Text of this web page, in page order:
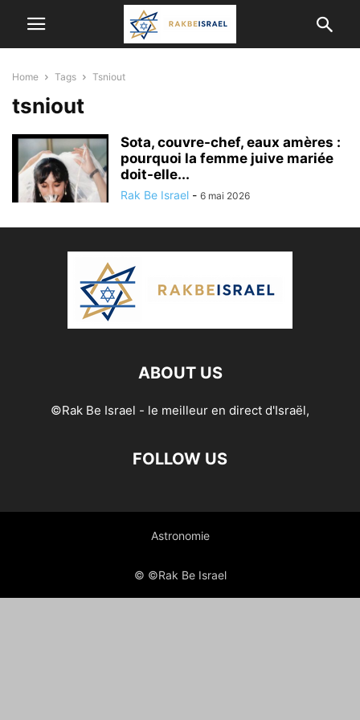
Home Tags Tsniout
tsniout
Sota, couvre-chef, eaux amères :
pourquoi la femme juive mariée
doit-elle...
Rak Be Israel - 6 mai 2026
ABOUT US
©Rak Be Israel - le meilleur en direct d'Israël,
FOLLOW US
Astronomie
© ©Rak Be Israel